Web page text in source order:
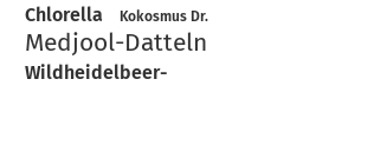
Chlorella Kokosmus Dr.
Medjool-Datteln
Wildheidelbeer-